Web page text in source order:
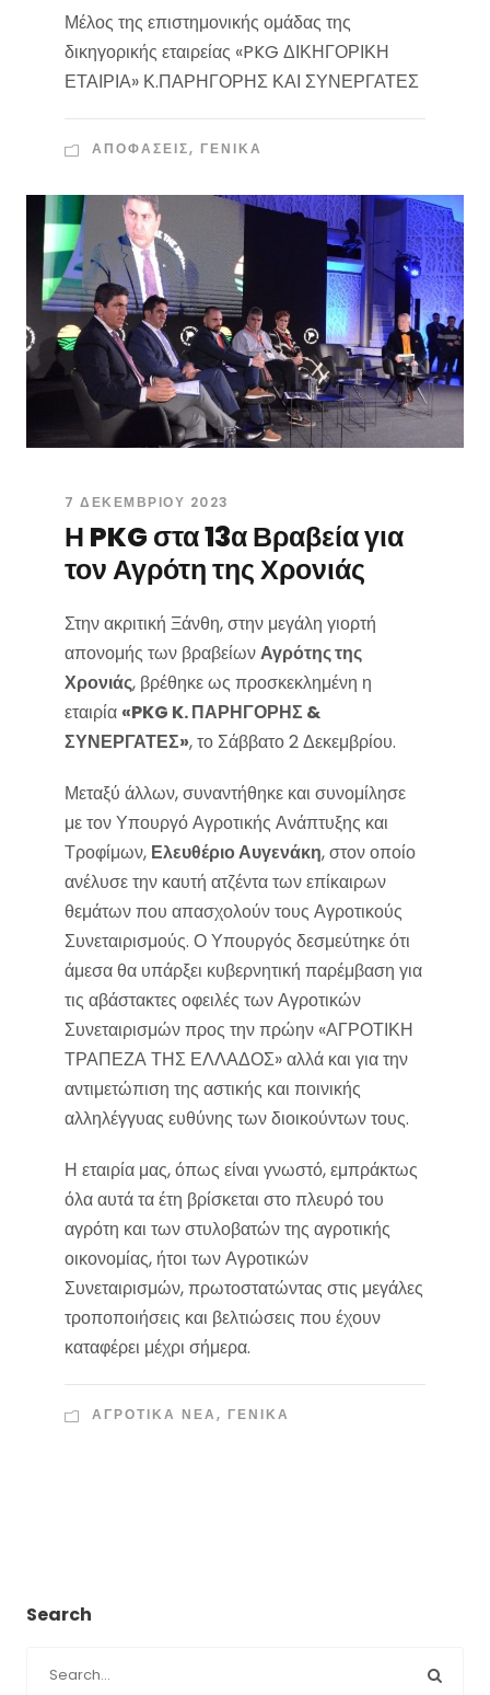
Μέλος της επιστημονικής ομάδας της
δικηγορικής εταιρείας «PKG ΔΙΚΗΓΟΡΙΚΗ
ΕΤΑΙΡΙΑ» Κ.ΠΑΡΗΓΟΡΗΣ ΚΑΙ ΣΥΝΕΡΓΑΤΕΣ
ΑΠΟΦΑΣΕΙΣ, ΓΕΝΙΚΑ
7 ΔΕΚΕΜΒΡΊΟΥ 2023
Η PKG στα 13α Βραβεία για
τον Αγρότη της Χρονιάς
Στην ακριτική Ξάνθη, στην μεγάλη γιορτή
απονομής των βραβείωνΑγρότης της
Χρονιάς, βρέθηκε ως προσκεκλημένη η
εταιρία «PKG K. ΠΑΡΗΓΟΡΗΣ &
ΣΥΝΕΡΓΑΤΕΣ», το Σάββατο 2 Δεκεμβρίου.
Μεταξύ άλλων, συναντήθηκε και συνομίλησε
με τον Υπουργό Αγροτικής Ανάπτυξης και
Τροφίμων, Ελευθέριο Αυγενάκη, στον οποίο
ανέλυσε την καυτή ατζέντα των επίκαιρων
θεμάτων που απασχολούν τους Αγροτικούς
Συνεταιρισμούς. Ο Υπουργός δεσμεύτηκε ότι
άμεσα θα υπάρξει κυβερνητική παρέμβαση για
τις αβάστακτες οφειλές των Αγροτικών
Συνεταιρισμών προς την πρώην «ΑΓΡΟΤΙΚΗ
ΤΡΑΠΕΖΑ ΤΗΣ ΕΛΛΑΔΟΣ» αλλά και για την
αντιμετώπιση της αστικής και ποινικής
αλληλέγγυας ευθύνης των διοικούντων τους.
Η εταιρία μας, όπως είναι γνωστό, εμπράκτως
όλα αυτά τα έτη βρίσκεται στο πλευρό του
αγρότη και των στυλοβατών της αγροτικής
οικονομίας, ήτοι των Αγροτικών
Συνεταιρισμών, πρωτοστατώντας στις μεγάλες
τροποποιήσεις και βελτιώσεις που έχουν
καταφέρει μέχρι σήμερα.
ΑΓΡΟΤΙΚΑ ΝΕΑ, ΓΕΝΙΚΑ
Search